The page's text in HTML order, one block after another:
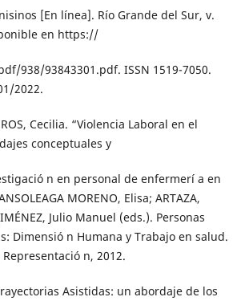
[En línea]. Río Grande del Sur, v.
en https://
938/93843301.pdf. ISSN 1519-7050.
2022.
Cecilia. “Violencia Laboral en el
conceptuales y
n en personal de enfermerí a en
MORENO, Elisa; ARTAZA,
Julio Manuel (eds.). Personas
Dimensió n Humana y Trabajo en salud.
n, 2012.
Asistidas: un abordaje de los